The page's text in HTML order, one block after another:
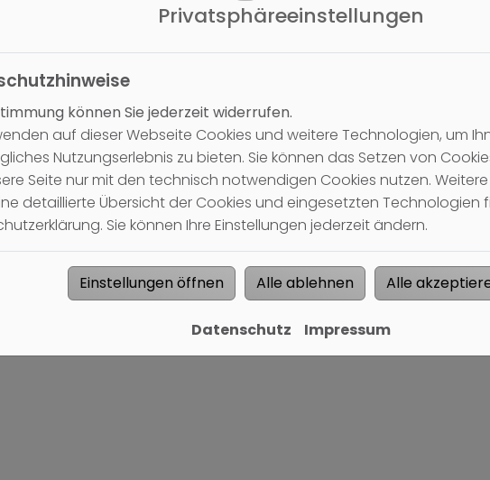
hoch.
* gekennzeichnet.
zur Beantwortung Ihrer Anfrage.
Sie in unseren
Datenschutzhinweisen .
Privatsphäre­einstellungen
können Sie jederzeit widerrufen.
auf dieser Webseite Cookies und weitere Technologien, um
Nutzungserlebnis zu bieten. Sie können das Setzen von
Seite nur mit den technisch notwendigen Cookies nutzen.
detaillierte Übersicht der Cookies und eingesetzten Technologien
Sie können Ihre Einstellungen jederzeit ändern.
Einstellungen öffnen Alle ablehnen Alle
Datenschutz Impressum